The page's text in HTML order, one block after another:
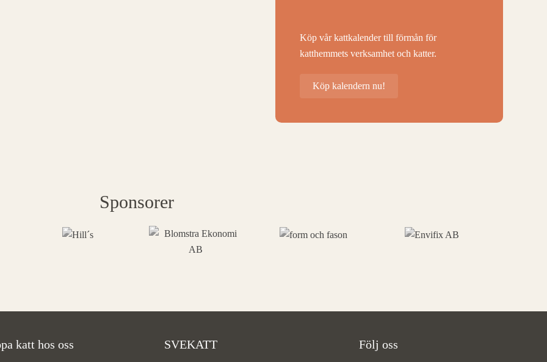
Köp vår kattkalender till förmån för
katthemmets verksamhet och katter.
Köp kalendern nu!
Sponsorer
katt hos oss SVEKATT Följ oss